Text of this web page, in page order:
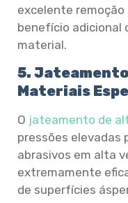
excelente remoção
benefício adicional
material.
5.
Materiais
O jateamento de
pressões elevadas
abrasivos em alta
extremamente
de superfícies